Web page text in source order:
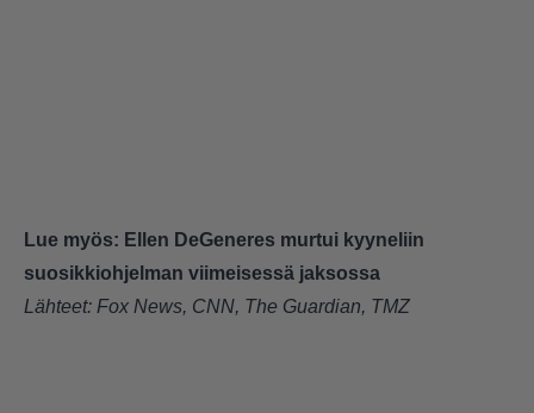
Lue myös: Ellen DeGeneres murtui kyyneliin
suosikkiohjelman viimeisessä jaksossa
Lähteet: Fox News, CNN, The Guardian, TMZ